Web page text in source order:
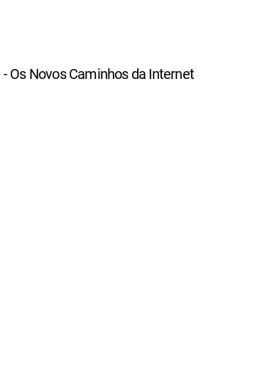
Os Novos Caminhos da Internet